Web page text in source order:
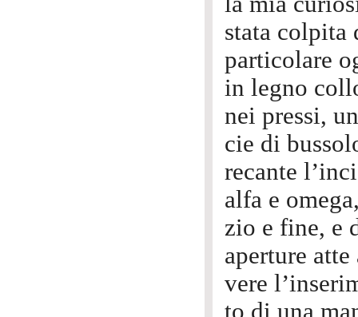
stata colpita
particolare
in legno
nei pressi,
cie di
recante
alfa e
zio e fine, e
aperture atte
vere
to di una